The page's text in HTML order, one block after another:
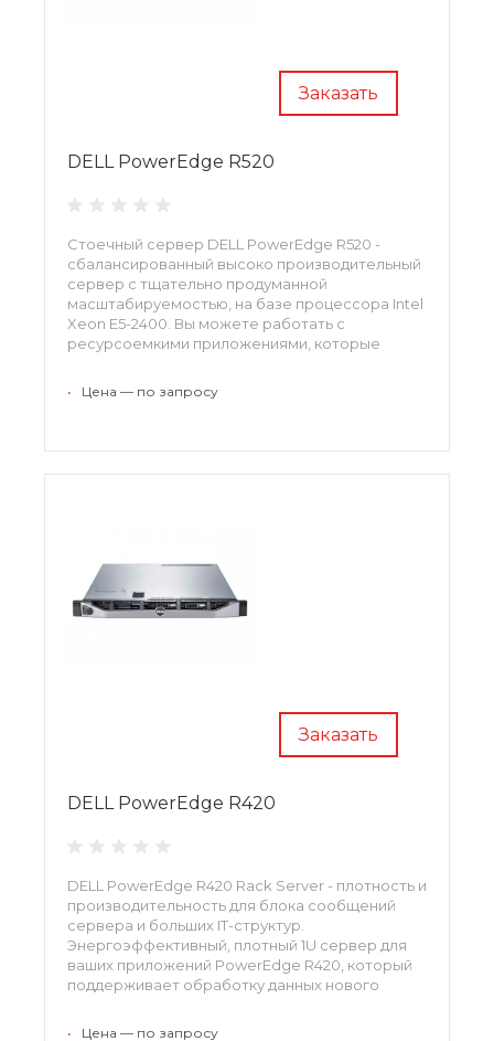
Заказать
DELL PowerEdge R520
Стоечный сервер DELL PowerEdge R520 -
cбалансированный высоко производительный
сервер с тщательно продуманной
масштабируемостью, на базе процессора Intel
Xeon E5-2400. Вы можете работать с
ресурсоемкими приложениями, которые
изменять конфигурацию сервера при
• Цена — по запросу
Заказать
DELL PowerEdge R420
DELL PowerEdge R420 Rack Server - плотность и
производительность для блока сообщений
сервера и больших IT-структур.
Энергоэффективный, плотный 1U сервер для
ваших приложений PowerEdge R420, который
поддерживает обработку данных нового
• Цена — по запросу